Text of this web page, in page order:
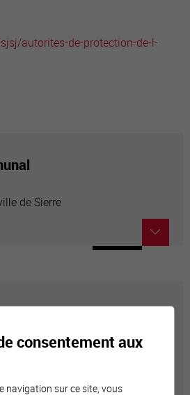
autorites-de-protection-de-l-
de Sierre
les points d'intérêt de la Ville
consentement aux
navigation sur ce site, vous